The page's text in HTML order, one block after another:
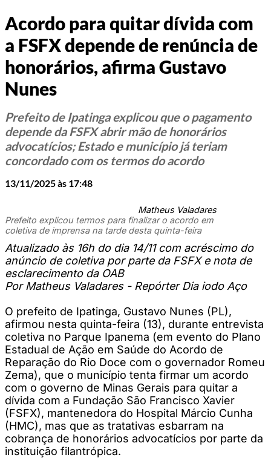
Acordo para quitar dívida com
a FSFX depende de renúncia de
honorários, afirma Gustavo
Nunes
Prefeito de Ipatinga explicou que o pagamento
depende da FSFX abrir mão de honorários
advocatícios; Estado e município já teriam
concordado com os termos do acordo
13/11/2025 às 17:48
Matheus Valadares
Prefeito explicou termos para finalizar o acordo em
coletiva de imprensa na tarde desta quinta-feira
Atualizado às 16h do dia 14/11 com acréscimo do
anúncio de coletiva por parte da FSFX e nota de
esclarecimento da OAB
Por Matheus Valadares - Repórter Dia iodo Aço
O prefeito de Ipatinga, Gustavo Nunes (PL),
afirmou nesta quinta-feira (13), durante entrevista
coletiva no Parque Ipanema (em evento do Plano
Estadual de Ação em Saúde do Acordo de
Reparação do Rio Doce com o governador Romeu
Zema), que o município tenta firmar um acordo
com o governo de Minas Gerais para quitar a
dívida com a Fundação São Francisco Xavier
(FSFX), mantenedora do Hospital Márcio Cunha
(HMC), mas que as tratativas esbarram na
cobrança de honorários advocatícios por parte da
instituição filantrópica.